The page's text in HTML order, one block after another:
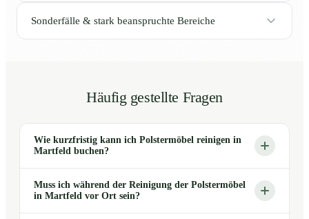
Sonderfälle & stark beanspruchte Bereiche
Häufig gestellte Fragen
Wie kurzfristig kann ich Polstermöbel reinigen in
Martfeld buchen?
Muss ich während der Reinigung der Polstermöbel
in Martfeld vor Ort sein?